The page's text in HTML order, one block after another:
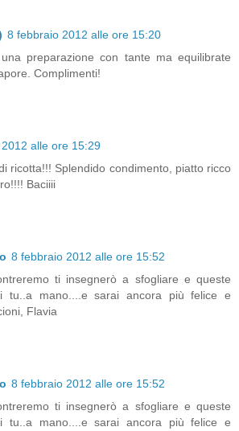
8 febbraio 2012 alle ore 15:20
preparazione con tante ma equilibrate
Complimenti!
alle ore 15:29
ricotta!!! Splendido condimento, piatto ricco
Baciiii
8 febbraio 2012 alle ore 15:52
ti insegnerò a sfogliare e queste
tu..a mano....e sarai ancora più felice e
Flavia
8 febbraio 2012 alle ore 15:52
ti insegnerò a sfogliare e queste
tu..a mano....e sarai ancora più felice e